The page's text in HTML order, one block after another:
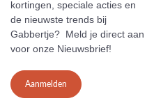
kortingen, speciale acties en
de nieuwste trends bij
Gabbertje? Meld je direct aan
voor onze Nieuwsbrief!
Aanmelden